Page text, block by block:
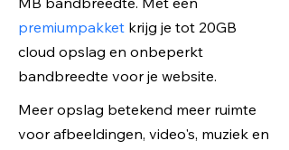
premiumpakket krijg je tot 20GB
cloud opslag en onbeperkt
bandbreedte voor je website.
Meer opslag betekend meer ruimte
voor afbeeldingen, video's, muziek en